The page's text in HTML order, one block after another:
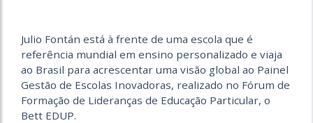
Julio Fontán está à frente de uma escola que é
referência mundial em ensino personalizado e viaja
ao Brasil para acrescentar uma visão global ao Painel
Gestão de Escolas Inovadoras, realizado no Fórum de
Formação de Lideranças de Educação Particular, o
Bett EDUP.